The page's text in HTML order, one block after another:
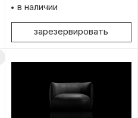
в наличии
зарезервировать